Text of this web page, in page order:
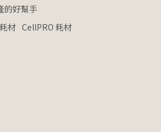
的好幫手
材 CellPRO 耗材